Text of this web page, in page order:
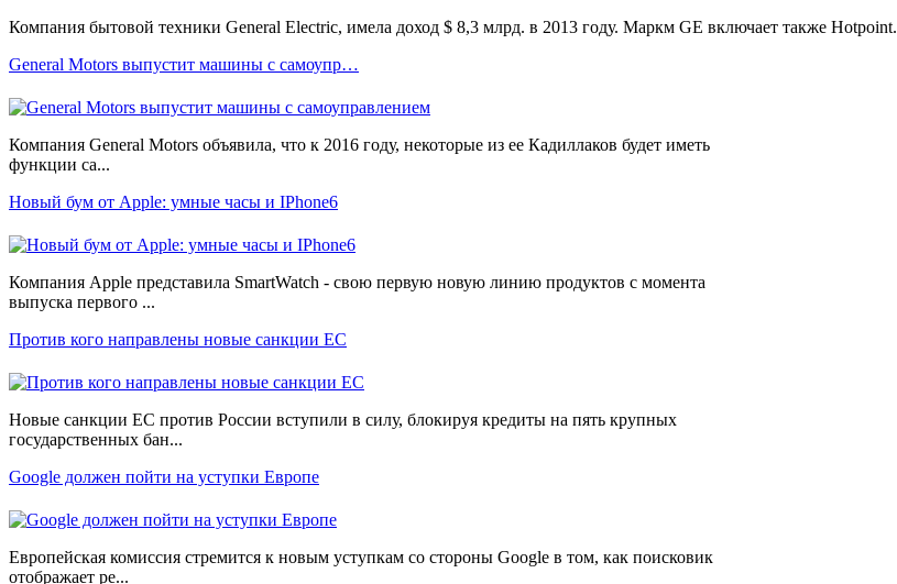
Компания бытовой техники General Electric, имела доход $ 8,3 млрд. в 2013 году. Маркм GE включает также Hotpoint.
General Motors выпустит машины с самоупр…
Компания General Motors объявила, что к 2016 году, некоторые из ее Кадиллаков будeт иметь
функции са...
Новый бум от Apple: умные часы и IPhone6
Компания Apple представила SmartWatch - свою первую новую линию продуктов с момента
выпуска первого ...
Против кого направлены новые санкции ЕС
Новые санкции ЕС против России вступили в силу, блокируя кредиты на пять крупных
государственных бан...
Google должен пойти на уступки Европе
Европейская комиссия стремится к новым уступкам со стороны Google в том, как поисковик
отображает ре...